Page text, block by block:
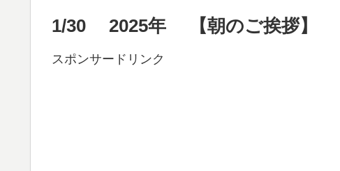
1/30 2025年 【朝のご挨拶】
スポンサードリンク